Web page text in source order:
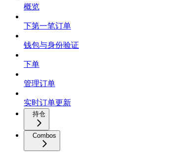
概览
下第一笔订单
钱包与身份验证
下单
管理订单
实时订单更新
持仓
Combos